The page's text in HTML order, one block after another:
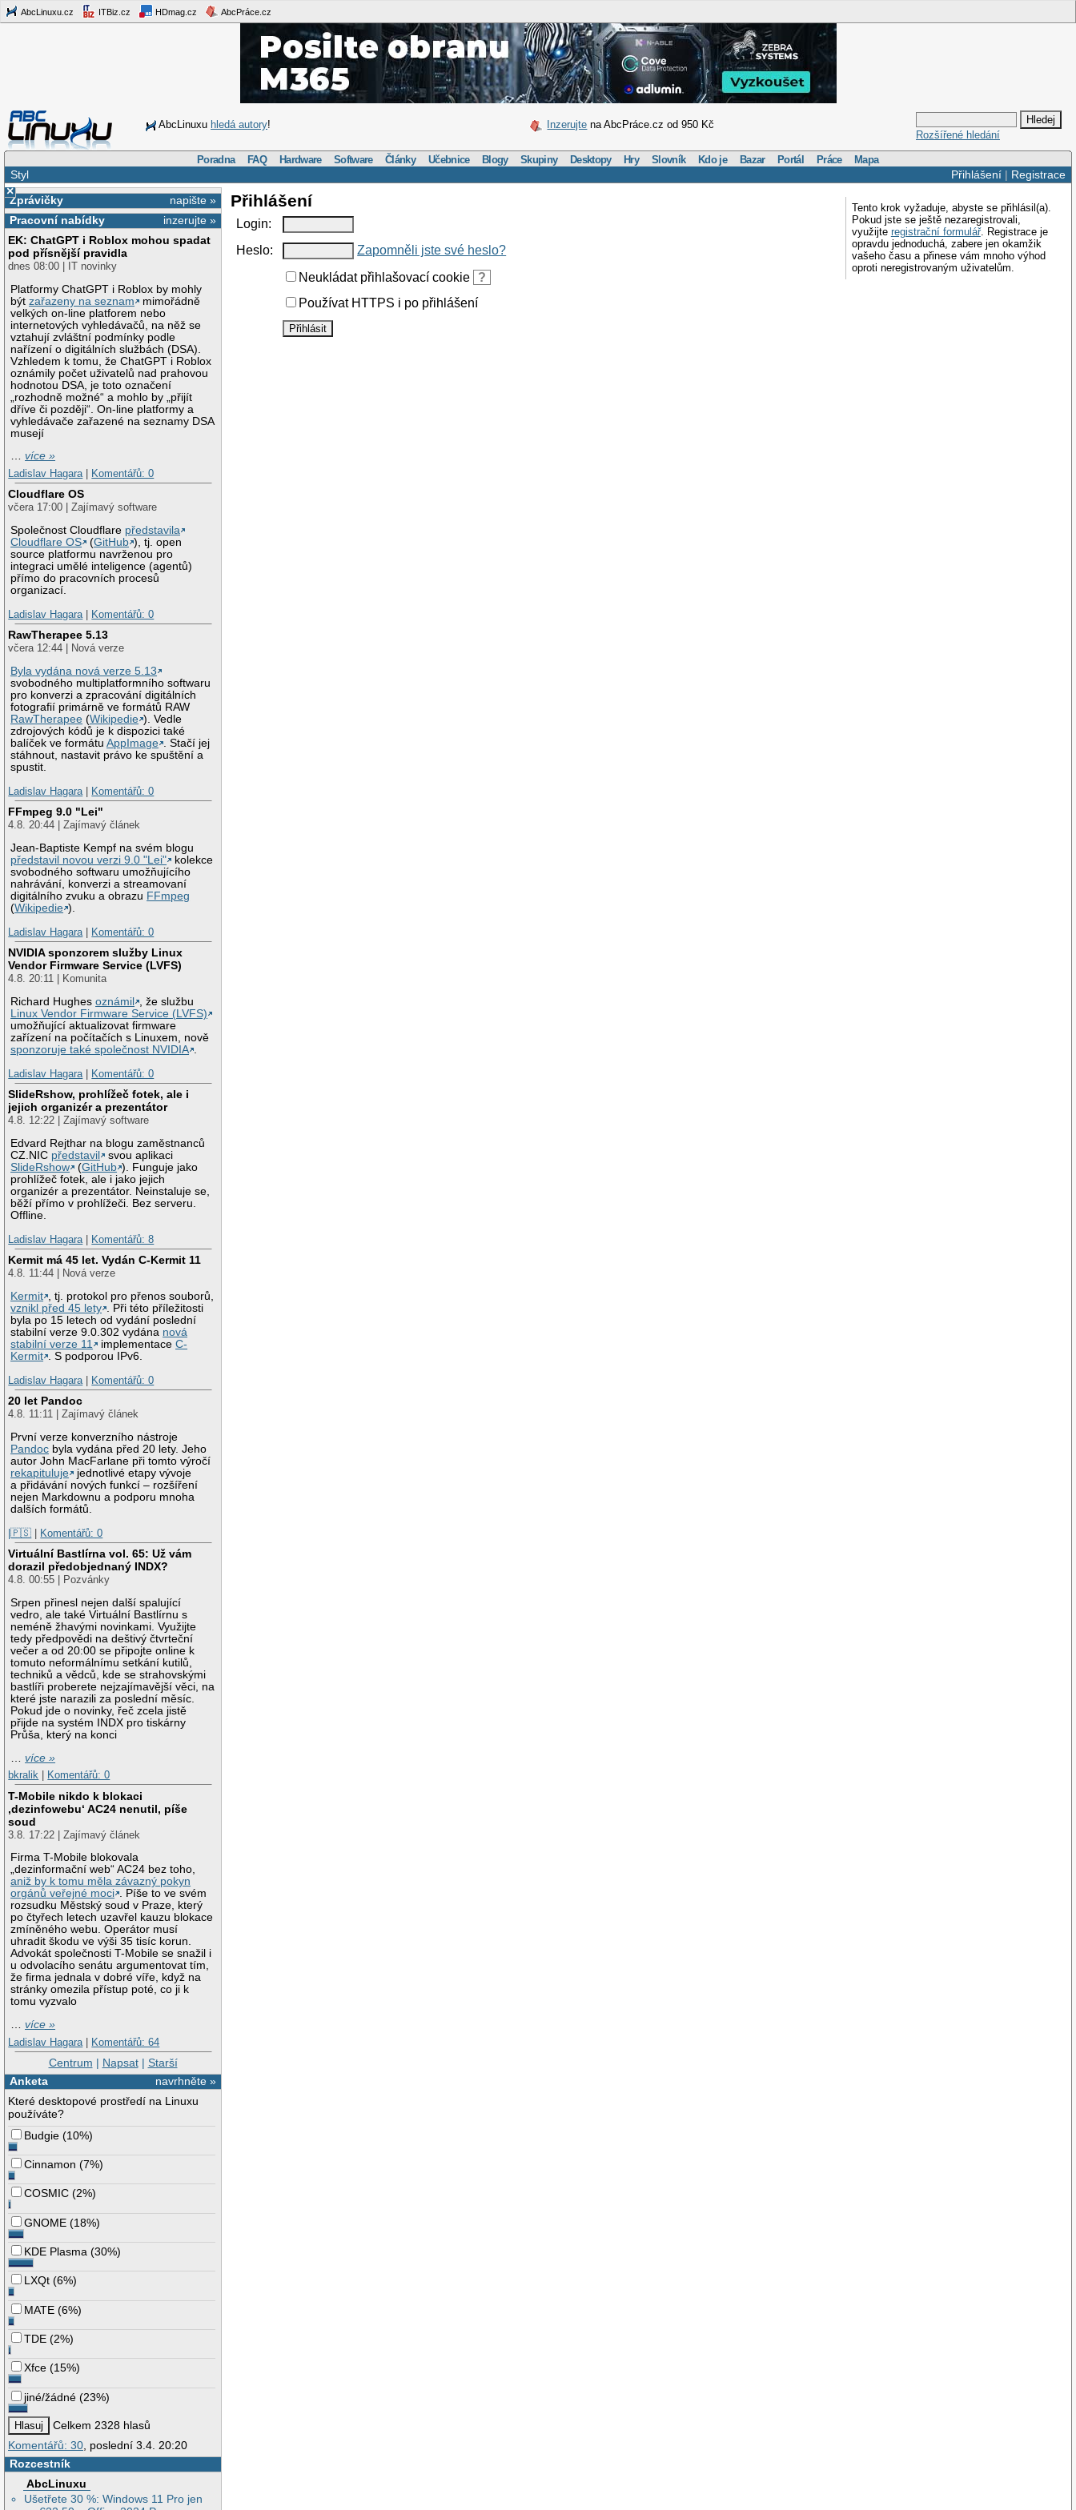
AbcLinuxu.cz ITBiz.cz HDmag.cz AbcPráce.cz
AbcLinuxu hledá autory! Inzerujte na AbcPráce.cz od 950 Kč
Rozšířené hledání
Poradna FAQ Hardware Software Články Učebnice Blogy Skupiny Desktopy Hry Slovník Kdo je Bazar Portál Práce Mapa
Přihlášení| Registrace
Styl
×
napište »
Zprávičky
inzerujte »
Pracovní nabídky
EK: ChatGPT i Roblox mohou spadat
pod přísnější pravidla
dnes 08:00 | IT novinky
Platformy ChatGPT i Roblox by mohly
býtzařazeny na seznam
mimořádně
velkých on-line platforem nebo
internetových vyhledávačů, na něž se
vztahují zvláštní podmínky podle
nařízení o digitálních službách (DSA).
Vzhledem k tomu, že ChatGPT i Roblox
oznámily počet uživatelů nad prahovou
hodnotou DSA, je toto označení
„rozhodně možné“ a mohlo by „přijít
dříve či později“. On-line platformy a
vyhledávače zařazené na seznamy DSA
musejí
…více »
Ladislav Hagara
Komentářů: 0
Cloudflare OS
včera 17:00 | Zajímavý software
Společnost Cloudflare představila
Cloudflare OS
(GitHub ), tj. open
source platformu navrženou pro
integraci umělé inteligence (agentů)
přímo do pracovních procesů
organizací.
Ladislav Hagara
Komentářů: 0
RawTherapee 5.13
včera 12:44 | Nová verze
Byla vydána nová verze 5.13
svobodného multiplatformního softwaru
pro konverzi a zpracování digitálních
fotografií primárně ve formátů RAW
RawTherapee (Wikipedie ). Vedle
zdrojových kódů je k dispozici také
balíček ve formátuAppImage . Stačí jej
stáhnout, nastavit právo ke spuštění a
spustit.
Ladislav Hagara
Komentářů: 0
FFmpeg 9.0 "Lei"
4.8. 20:44 | Zajímavý článek
Jean-Baptiste Kempf na svém blogu
představil novou verzi 9.0 "Lei"
kolekce
svobodného softwaru umožňujícího
nahrávání, konverzi a streamovaní
digitálního zvuku a obrazu FFmpeg
(Wikipedie ).
Ladislav Hagara
Komentářů: 0
NVIDIA sponzorem služby Linux
Vendor Firmware Service (LVFS)
4.8. 20:11 | Komunita
Richard Hughesoznámil
, že službu
Linux Vendor Firmware Service (LVFS)
umožňující aktualizovat firmware
zařízení na počítačích s Linuxem, nově
sponzoruje také společnost NVIDIA .
Ladislav Hagara | Komentářů: 0
SlideRshow, prohlížeč fotek, ale i
jejich organizér a prezentátor
4.8. 12:22 | Zajímavý software
Edvard Rejthar na blogu zaměstnanců
CZ.NIC představil
svou aplikaci
SlideRshow
(GitHub ). Funguje jako
prohlížeč fotek, ale i jako jejich
organizér a prezentátor. Neinstaluje se,
běží přímo v prohlížeči. Bez serveru.
Offline.
Ladislav Hagara | Komentářů: 8
Kermit má 45 let. Vydán C-Kermit 11
4.8. 11:44 | Nová verze
Kermit , tj. protokol pro přenos souborů,
vznikl před 45 lety . Při této příležitosti
byla po 15 letech od vydání poslední
stabilní verze 9.0.302 vydána nová
stabilní verze 11
implementaceC-
Kermit . S podporou IPv6.
Ladislav Hagara | Komentářů: 0
20 let Pandoc
4.8. 11:11 | Zajímavý článek
První verze konverzního nástroje
Pandoc byla vydána před 20 lety. Jeho
autor John MacFarlane při tomto výročí
rekapituluje
jednotlivé etapy vývoje
a přidávání nových funkcí – rozšíření
nejen Markdownu a podporu mnoha
dalších formátů.
|🇵🇸 | Komentářů: 0
Virtuální Bastlírna vol. 65: Už vám
dorazil předobjednaný INDX?
4.8. 00:55 | Pozvánky
Srpen přinesl nejen další spalující
vedro, ale také Virtuální Bastlírnu s
neméně žhavými novinkami. Využijte
tedy předpovědi na deštivý čtvrteční
večer a od 20:00 se připojte online k
tomuto neformálnímu setkání kutilů,
techniků a vědců, kde se strahovskými
bastlíři proberete nejzajímavější věci, na
které jste narazili za poslední měsíc.
Pokud jde o novinky, řeč zcela jistě
přijde na systém INDX pro tiskárny
Průša, který na konci
…více »
bkralik
Komentářů: 0
T-Mobile nikdo k blokaci
‚dezinfowebu‘ AC24 nenutil, píše
soud
3.8. 17:22 | Zajímavý článek
Firma T-Mobile blokovala
„dezinformační web“ AC24 bez toho,
aniž by k tomu měla závazný pokyn
orgánů veřejné moci . Píše to ve svém
rozsudku Městský soud v Praze, který
po čtyřech letech uzavřel kauzu blokace
zmíněného webu. Operátor musí
uhradit škodu ve výši 35 tisíc korun.
Advokát společnosti T-Mobile se snažil i
u odvolacího senátu argumentovat tím,
že firma jednala v dobré víře, když na
stránky omezila přístup poté, co ji k
tomu vyzvalo
…více »
Ladislav Hagara | Komentářů: 64
Centrum | Napsat| Starší
navrhněte »
Anketa
Které desktopové prostředí na Linuxu
používáte?
Budgie (10%)
Cinnamon (7%)
COSMIC (2%)
GNOME (18%)
KDE Plasma (30%)
LXQt (6%)
MATE (6%)
TDE (2%)
Xfce (15%)
jiné/žádné (23%)
Celkem 2328 hlasů
Komentářů: 30, poslední 3.4. 20:20
Rozcestník
AbcLinuxu
Ušetřete 30 %: Windows 11 Pro jen
Tento krok vyžaduje, abyste se přihlásil(a).
Pokud jste se ještě nezaregistrovali,
využijte registrační formulář. Registrace je
opravdu jednoduchá, zabere jen okamžik
vašeho času a přinese vám mnoho výhod
oproti neregistrovaným uživatelům.
Přihlášení
Login:
Heslo:
Zapomněli jste své heslo?
Neukládat přihlašovací cookie
?
Používat HTTPS i po přihlášení